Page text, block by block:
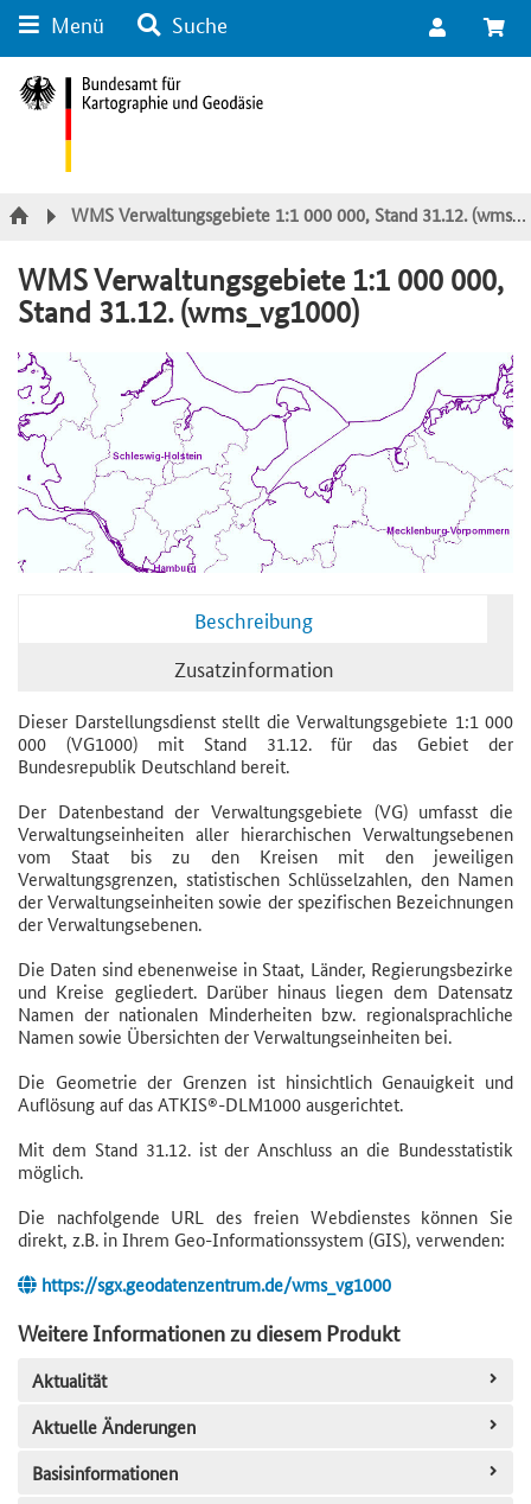
Kategorie Navigation
Menü Suche
WMS Verwaltungsgebiete 1:1 000 000, Stand 31.12. (wms_vg1000)
WMS Verwaltungsgebiete 1:1 000 000,
Stand 31.12. (wms_vg1000)
Beschreibung
Zusatzinformation
Dieser Darstellungsdienst stellt die Verwaltungsgebiete 1:1 000
000 (VG1000) mit Stand 31.12. für das Gebiet der
Bundesrepublik Deutschland bereit.
Der Datenbestand der Verwaltungsgebiete (VG) umfasst die
Verwaltungseinheiten aller hierarchischen Verwaltungsebenen
vom Staat bis zu den Kreisen mit den jeweiligen
Verwaltungsgrenzen, statistischen Schlüsselzahlen, den Namen
der Verwaltungseinheiten sowie der spezifischen Bezeichnungen
der Verwaltungsebenen.
Die Daten sind ebenenweise in Staat, Länder, Regierungsbezirke
und Kreise gegliedert. Darüber hinaus liegen dem Datensatz
Namen der nationalen Minderheiten bzw. regionalsprachliche
Namen sowie Übersichten der Verwaltungseinheiten bei.
Die Geometrie der Grenzen ist hinsichtlich Genauigkeit und
Auflösung auf das ATKIS®-DLM1000 ausgerichtet.
Mit dem Stand 31.12. ist der Anschluss an die Bundesstatistik
möglich.
Die nachfolgende URL des freien Webdienstes können Sie
direkt, z.B. in Ihrem Geo-Informationssystem (GIS), verwenden:
https://sgx.geodatenzentrum.de/wms_vg1000
Weitere Informationen zu diesem Produkt
Aktualität
Aktuelle Änderungen
Basisinformationen